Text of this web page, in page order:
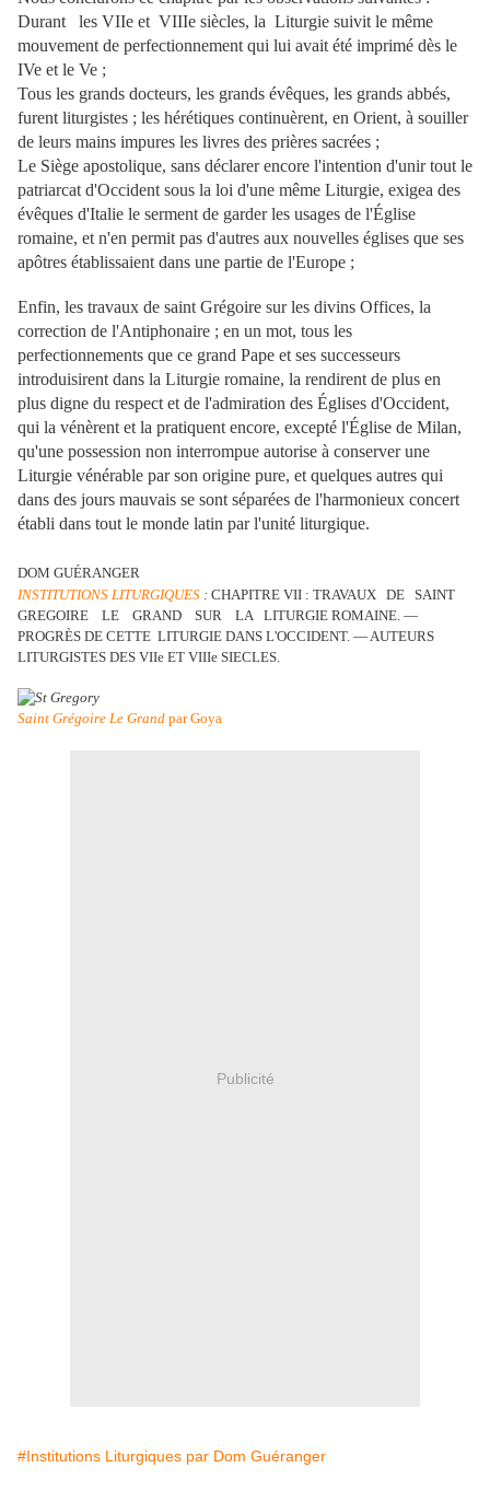
Durant les VIIe et VIIIe siècles, la Liturgie suivit le même
mouvement de perfectionnement qui lui avait été imprimé dès le
IVe et le Ve ;
Tous les grands docteurs, les grands évêques, les grands abbés,
furent liturgistes ; les hérétiques continuèrent, en Orient, à souiller
de leurs mains impures les livres des prières sacrées ;
Le Siège apostolique, sans déclarer encore l'intention d'unir tout le
patriarcat d'Occident sous la loi d'une même Liturgie, exigea des
évêques d'Italie le serment de garder les usages de l'Église
romaine, et n'en permit pas d'autres aux nouvelles églises que ses
apôtres établissaient dans une partie de l'Europe ;
Enfin, les travaux de saint Grégoire sur les divins Offices, la
correction de l'Antiphonaire ; en un mot, tous les
perfectionnements que ce grand Pape et ses successeurs
introduisirent dans la Liturgie romaine, la rendirent de plus en
plus digne du respect et de l'admiration des Églises d'Occident,
qui la vénèrent et la pratiquent encore, excepté l'Église de Milan,
qu'une possession non interrompue autorise à conserver une
Liturgie vénérable par son origine pure, et quelques autres qui
dans des jours mauvais se sont séparées de l'harmonieux concert
établi dans tout le monde latin par l'unité liturgique.
DOM GUÉRANGER
INSTITUTIONS LITURGIQUES : CHAPITRE VII : TRAVAUX DE SAINT
GREGOIRE LE GRAND SUR LA LITURGIE ROMAINE. —
PROGRÈS DE CETTE LITURGIE DANS L'OCCIDENT. — AUTEURS
LITURGISTES DES VIIe ET VIIIe SIECLES.
Saint Grégoire Le Grand par Goya
Publicité
#Institutions Liturgiques par Dom Guéranger